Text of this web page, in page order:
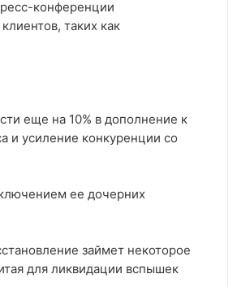
конференции
таких как
еще на 10% в дополнение к
и усиление конкуренции со
ее дочерних
займет некоторое
для ликвидации вспышек